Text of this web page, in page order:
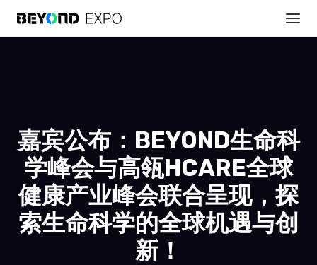
嘉宾公布：BEYOND生命科
学峰会与高瓴HCARE全球
健康产业峰会联合呈现，探
索生命科学的全球机遇与创
新！